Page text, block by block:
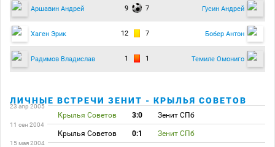
Аршавин Андрей 9 7 Гусин Андрей
Хаген Эрик 12 7 Бобер Антон
Радимов Владислав 1 1 Темиле Омониго
ЛИЧНЫЕ ВСТРЕЧИ ЗЕНИТ - КРЫЛЬЯ СОВЕТОВ
23 апр 2005
Крылья Советов 3:0 Зенит СПб
11 сен 2004
Крылья Советов 0:1 Зенит СПб
15 мая 2004